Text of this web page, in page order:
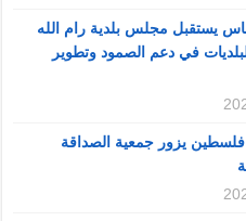
يستقبل مجلس بلدية رام الله
في دعم الصمود وتطوير
يزور جمعية الصداقة